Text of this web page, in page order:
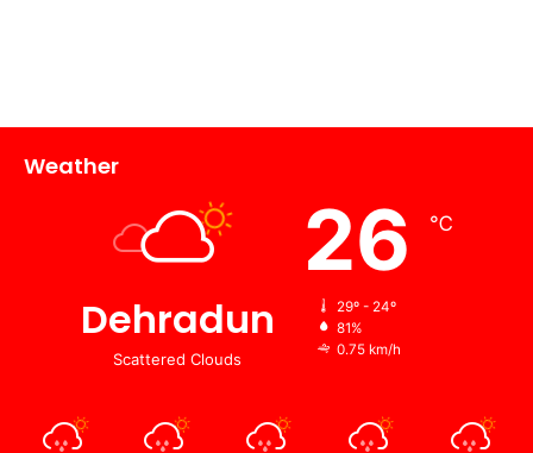
Weather
Dehradun
Scattered Clouds
26 ℃
29º - 24º
81%
0.75 km/h